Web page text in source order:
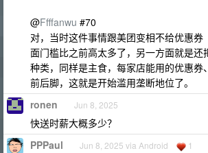
@Ffffanwu #70
对，当时这件事情跟美团变相不给优惠券
面门槛比之前高太多了，另一方面就是还
种类，同样是主食，每家店能用的优惠券
前后脚，这就是开始滥用垄断地位了。
ronen Jun 8, 2025
快送时薪大概多少？
PPPaul Jun 8, 2025 via Android 1